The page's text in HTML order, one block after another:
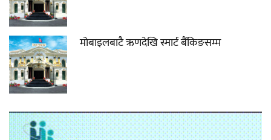
मोबाइलबाटै ऋणदेखि स्मार्ट बैंकिङसम्म